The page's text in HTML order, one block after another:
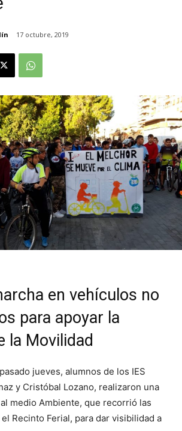
17 octubre, 2019
en vehículos no
para apoyar la
la Movilidad
jueves, alumnos de los IES
y Cristóbal Lozano, realizaron una
medio Ambiente, que recorrió las
Recinto Ferial, para dar visibilidad a